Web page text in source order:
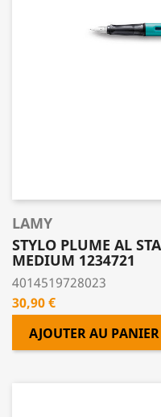
LAMY
STYLO PLUME AL
MEDIUM 1234721
4014519728023
Prix
30,90 €
AJOUTER AU PANIER